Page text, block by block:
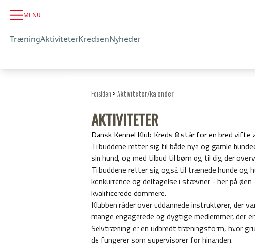
MENU
TræningAktiviteterKredsenNyheder
Forsiden >Aktiviteter/kalender
AKTIVITETER
Dansk Kennel Klub Kreds 8 står for en bred
Tilbuddene retter sig til både nye og gamle
sin hund, og med tilbud til børn og til dig der
Tilbuddene retter sig også til trænede hunde og
konkurrence og deltagelse i stævner - her på
kvalificerede dommere.
Klubben råder over uddannede instruktører, der
mange engagerede og dygtige medlemmer, der
Selvtræning er en udbredt træningsform, hvor
de fungerer som supervisorer for hinanden.